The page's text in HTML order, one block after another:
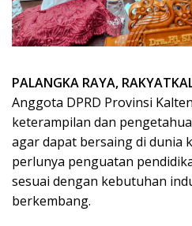
PALANGKA RAYA,
Anggota DPRD Provinsi
keterampilan dan
agar dapat bersaing di dunia
perlunya penguatan
sesuai dengan kebutuhan
berkembang.